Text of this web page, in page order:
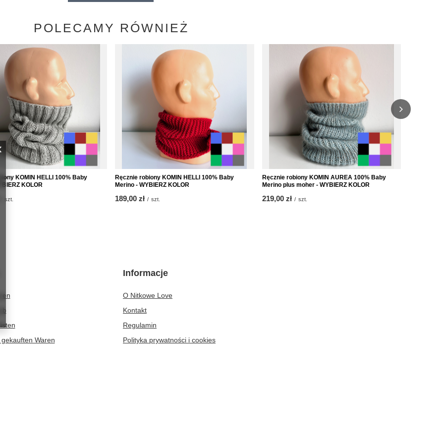
POLECAMY RÓWNIEŻ
KOMIN HELLI 100% Baby
KOLOR
szt.
Ręcznie robiony KOMIN HELLI 100% Baby
Merino - WYBIERZ KOLOR
189,00 zł / szt.
Ręcznie robiony KOMIN AUREA 100% Baby
Merino plus moher - WYBIERZ KOLOR
219,00 zł / szt.
Waren
Informacje
O Nitkowe Love
Kontakt
Regulamin
Polityka prywatności i cookies